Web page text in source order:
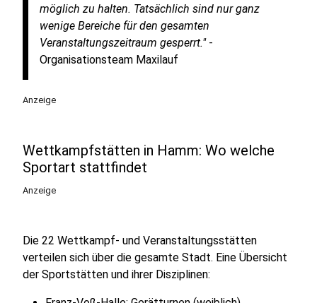
möglich zu halten. Tatsächlich sind nur ganz
wenige Bereiche für den gesamten
Veranstaltungszeitraum gesperrt."-
Organisationsteam Maxilauf
Anzeige
Wettkampfstätten in Hamm: Wo welche
Sportart stattfindet
Anzeige
Die 22 Wettkampf- und Veranstaltungsstätten
verteilen sich über die gesamte Stadt. Eine Übersicht
der Sportstätten und ihrer Disziplinen: